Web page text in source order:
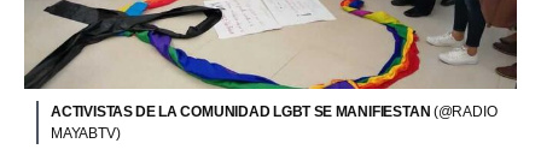
ACTIVISTAS DE LA COMUNIDAD LGBT SE MANIFIESTAN (@RADIO
MAYABTV)